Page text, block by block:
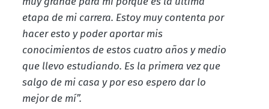
etapa de mi carrera. Estoy muy contenta por
hacer esto y poder aportar mis
conocimientos de estos cuatro años y medio
que llevo estudiando. Es la primera vez que
salgo de mi casa y por eso espero dar lo
mejor de mí”.